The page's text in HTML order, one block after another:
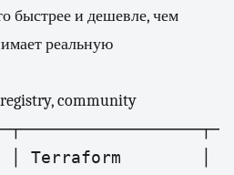
быстрее и дешевле, чем
реальную
community
Terraform        │